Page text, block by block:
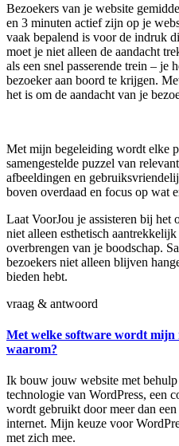
Bezoekers van je website
en 3 minuten actief zijn op je
vaak bepalend is voor de indruk
moet je niet alleen de aandacht
als een snel passerende trein – je
bezoeker aan boord te krijgen.
het is om de aandacht van je
Met mijn begeleiding wordt elke
samengestelde puzzel van
afbeeldingen en
boven overdaad en focus op wat
Laat VoorJou je assisteren bij
niet alleen esthetisch
overbrengen van je boodschap.
bezoekers niet alleen blijven
bieden hebt.
vraag & antwoord
Met welke software wordt mijn
waarom?
Ik bouw jouw website met
technologie van WordPress, een
wordt gebruikt door meer dan
internet. Mijn keuze voor
met zich mee.